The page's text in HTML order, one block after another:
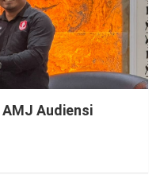
Audiensi